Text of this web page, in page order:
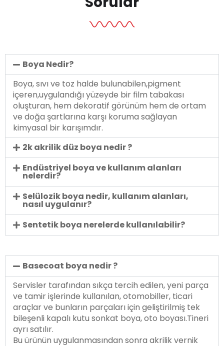
Boya Nedir?
Boya, sıvı ve toz halde bulunabilen,pigment
içeren,uygulandığı yüzeyde bir film tabakası
oluşturan, hem dekoratif görünüm hem de ortam
ve doğa şartlarına karşı koruma sağlayan
kimyasal bir karışımdır.
2k akrilik düz boya nedir ?
Endüstriyel boya ve kullanım alanları
nelerdir?
Selülozik boya nedir, kullanım alanları,
nasıl uygulanır?
Sentetik boya nerelerde kullanılabilir?
Basecoat boya nedir ?
Servisler tarafından sıkça tercih edilen, yeni parça
ve tamir işlerinde kullanılan, otomobiller, ticari
araçlar ve bunların parçaları için geliştirilmiş tek
bileşenli kapalı kutu sonkat boya, oto boyası.Tineri
ayrı satılır.
Bu ürünün uygulanmasından sonra akrilik vernik